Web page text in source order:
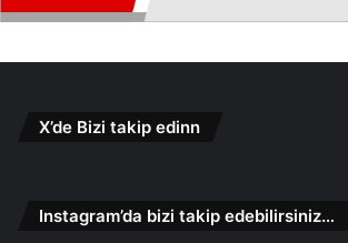
X’de Bizi takip edinn
Instagram’da bizi takip edebilirsiniz…